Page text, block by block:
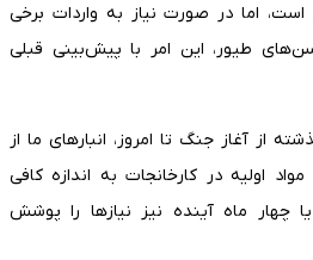
اما در صورت نیاز به واردات برخی
طیور، این امر با پیش‌بینی قبلی
طی ۷۰ تا ۸۰ روز گذشته از آغاز جنگ تا امروز، انبارهای ما از
اولیه در کارخانجات به اندازه کافی
ماه آینده نیز نیازها را پوشش